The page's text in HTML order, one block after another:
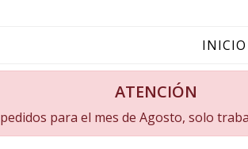
INICIO
ATENCIÓN
para el mes de Agosto, solo